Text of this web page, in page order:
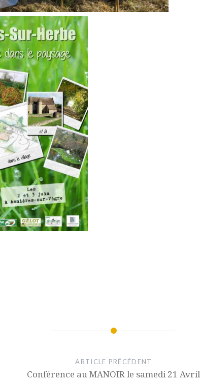
ARTICLE PRÉCÉDENT
Conférence au MANOIR le samedi 21 Avril